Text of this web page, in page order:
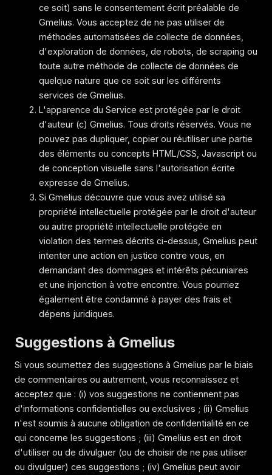
ce soit) sans le consentement écrit préalable de
Gmelius. Vous acceptez de ne pas utiliser de
méthodes automatisées de collecte de données,
d'exploration de données, de robots, de scraping ou
toute autre méthode de collecte de données de
quelque nature que ce soit sur les différents
services de Gmelius.
L'apparence du Service est protégée par le droit
d'auteur (c) Gmelius. Tous droits réservés. Vous ne
pouvez pas dupliquer, copier ou réutiliser une partie
des éléments ou concepts HTML/CSS, Javascript ou
de conception visuelle sans l'autorisation écrite
expresse de Gmelius.
Si Gmelius découvre que vous avez utilisé sa
propriété intellectuelle protégée par le droit d'auteur
ou autre propriété intellectuelle protégée en
violation des termes décrits ci-dessus, Gmelius peut
intenter une action en justice contre vous, en
demandant des dommages et intérêts pécuniaires
et une injonction à votre encontre. Vous pourriez
également être condamné à payer des frais et
dépens juridiques.
Suggestions à Gmelius
Si vous soumettez des suggestions à Gmelius par le biais
de commentaires ou autrement, vous reconnaissez et
acceptez que : (i) vos suggestions ne contiennent pas
d'informations confidentielles ou exclusives ; (ii) Gmelius
n'est soumis à aucune obligation de confidentialité en ce
qui concerne les suggestions ; (iii) Gmelius est en droit
d'utiliser ou de divulguer (ou de choisir de ne pas utiliser
ou divulguer) ces suggestions ; (iv) Gmelius peut avoir